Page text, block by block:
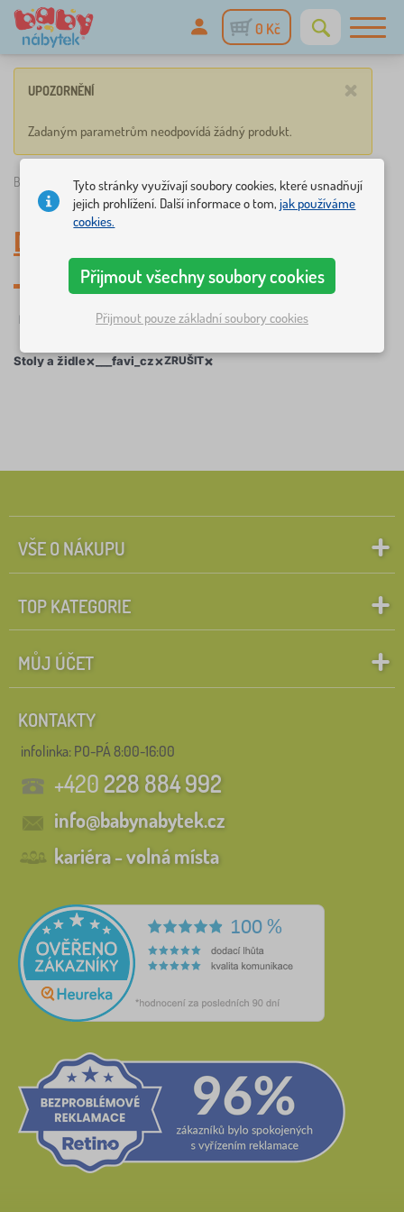
0 Kč
×
UPOZORNĚNÍ
Zadaným parametrům neodpovídá žádný produkt.
Babynabytek.cz»Dětský nábytek / Stoly a židle/___favi_cz
Dětské stoly a židle
___favi_cz
Filtrování Štítky 1
Vyhledat v rámci filtru
Stoly a židle×___favi_cz×ZRUŠIT×
VŠE O NÁKUPU
TOP KATEGORIE
MŮJ ÚČET
KONTAKTY
infolinka: PO-PÁ 8:00-16:00
+420228 884 992
info@babynabytek.cz
kariéra - volná místa
Tyto stránky využívají soubory cookies, které usnadňují
jejich prohlížení. Další informace o tom,jak používáme
cookies.
Přijmout všechny soubory cookies
Přijmout pouze základní soubory cookies